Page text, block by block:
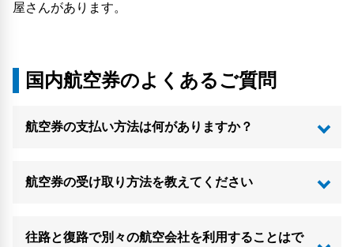
屋さんがあります。
国内航空券のよくあるご質問
航空券の支払い方法は何がありますか？
航空券の受け取り方法を教えてください
往路と復路で別々の航空会社を利用することはで